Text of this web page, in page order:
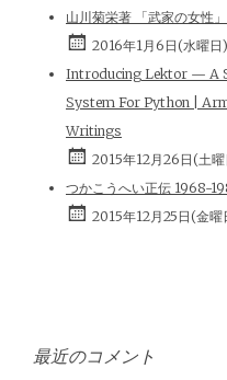
山川菊栄著 「武家の女性
2016年1月6日(水曜日)
Introducing Lektor — A
System For Python |
Writings
2015年12月26日(土曜
つかこうへい正伝 1968-
2015年12月25日(金曜
最近のコメント